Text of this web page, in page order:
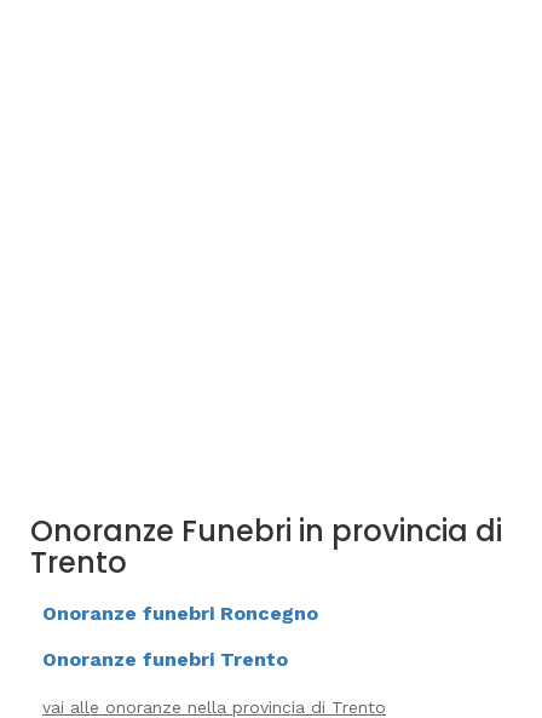
Onoranze Funebri in provincia di
Trento
Onoranze funebri Roncegno
Onoranze funebri Trento
vai alle onoranze nella provincia di Trento